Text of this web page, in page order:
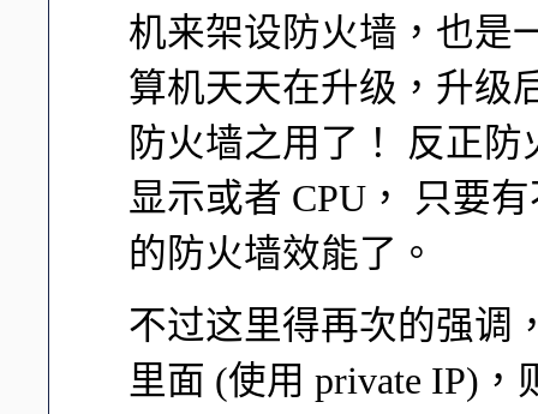
机来架设防火墙，也是
算机天天在升级，升级
防火墙之用了！ 反正
显示或者 CPU， 只要
的防火墙效能了。
不过这里得再次的强调
里面 (使用 private IP)